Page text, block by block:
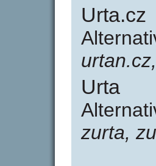
Urta.cz
Urta
zurta,